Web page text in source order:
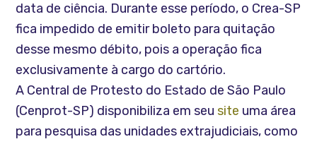
data de ciência. Durante esse período, o Crea-SP
fica impedido de emitir boleto para quitação
desse mesmo débito, pois a operação fica
exclusivamente à cargo do cartório.
A Central de Protesto do Estado de São Paulo
(Cenprot-SP) disponibiliza em seusite uma área
para pesquisa das unidades extrajudiciais, como